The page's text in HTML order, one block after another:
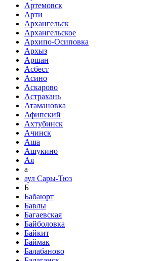
Артемовск
Арти
Архангельск
Архангельское
Архипо-Осиповка
Архыз
Аршан
Асбест
Асино
Аскарово
Астрахань
Атамановка
Афипский
Ахтубинск
Ачинск
Аша
Ашукино
Ая
а
аул Сары-Тюз
Б
Бабаюрт
Бавлы
Багаевская
Байболовка
Байкит
Баймак
Балабаново